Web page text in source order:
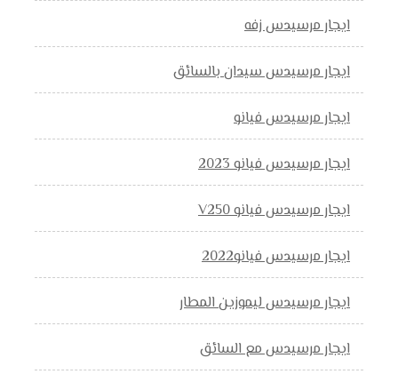
ايجار مرسيدس زفه
ايجار مرسيدس سيدان بالسائق
ايجار مرسيدس فيانو
ايجار مرسيدس فيانو 2023
ايجار مرسيدس فيانو V250
ايجار مرسيدس فيانو2022
ايجار مرسيدس ليموزين المطار
ايجار مرسيدس مع السائق